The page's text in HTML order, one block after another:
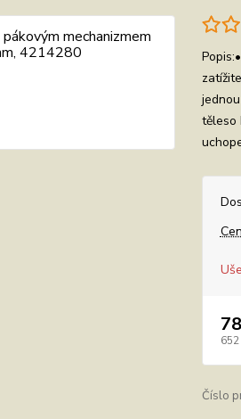
těleso
652
Číslo